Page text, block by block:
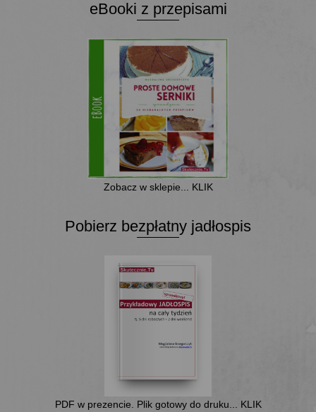
eBooki z przepisami
Zobacz w sklepie... KLIK
Pobierz bezpłatny jadłospis
PDF w prezencie. Plik gotowy do druku... KLIK